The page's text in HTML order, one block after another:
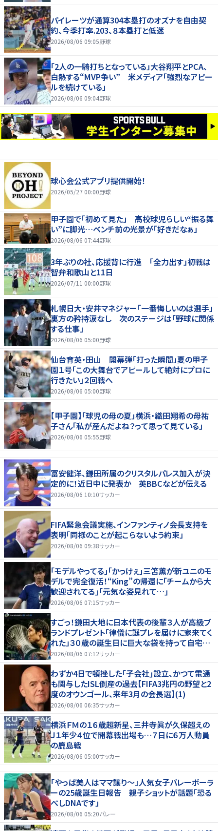
パイレーツが通算304本塁打のオズナを自由契
約、今季打率.203、８本塁打と低迷
2026/08/06 09:05野球
「2人の一騎打ちとなっている」大谷翔平とPCA、
白熱する“MVP争い” 米メディア「強烈なアピー
ルを続けている」
2026/08/06 09:04野球
球心会公式アプリ提供開始！
2026/05/27 00:00野球
甲子園で「初めて見た」 高校球児らしい“振る舞
い”に脚光…ベンチ前の光景が「好きだなぁ」
2026/08/06 07:44野球
3年ぶりの社、応援背に行進 「全力出す」初戦は
智弁和歌山と11日
2026/07/11 00:00野球
札幌日大・安井マネジャー「一番悔しいのは選手」
裏方の矜持涙なし 次のステージは「野球に関係
する仕事」
2026/08/06 05:00野球
仙台育英・田山 開幕弾「打った瞬間」夏の甲子
園１号「この大舞台でアピールして絶対にプロに
行きたい」２回戦へ
2026/08/06 05:00野球
【甲子園】「球児の母の夏」横浜・織田翔希の母祐
子さん「私が産んだよね？って思って見ている」
2026/08/06 05:55野球
冨安健洋、鎌田所属のクリスタルパレス加入が決
定的に！近日中に発表か 英BBCなどが伝える
2026/08/06 10:10サッカー
FIFA緊急会議実施、インファンティノ会長支持を
表明「同様のことが起こらないよう約束」
2026/08/06 09:38サッカー
｢モデルやってる｣｢かっけぇ｣三笘薫が新ユニのモ
デルで完全復活！“King”の帰還に｢チームから大
歓迎されてる｣｢元気な姿見れて…｣
2026/08/06 07:15サッカー
すごっ！鎌田大地に日本代表の後輩３人が高級ブ
ランドプレゼント「律儀に誕プレを届けに家来てく
れた」３０歳の誕生日に巨大な袋を持って自宅訪
問
2026/08/06 07:12サッカー
わずか4日で頓挫した｢子会社｣設立、かつて電通
も関与したISL倒産の過去【FIFA3兆円の野望と2
度のオウンゴール、来年3月の会長選】(1)
2026/08/06 06:35サッカー
横浜ＦＭの１６歳超新星、三井寺眞が久保超えの
Ｊ１年少４位で開幕戦出場も…７日に６万人動員
の鹿島戦
2026/08/06 05:00サッカー
「やっぱ美人はママ譲り～」人気女子バレーボーラ
ーの25歳誕生日報告 親子ショットが話題「恐る
べしDNAです」
2026/08/06 05:20バレー